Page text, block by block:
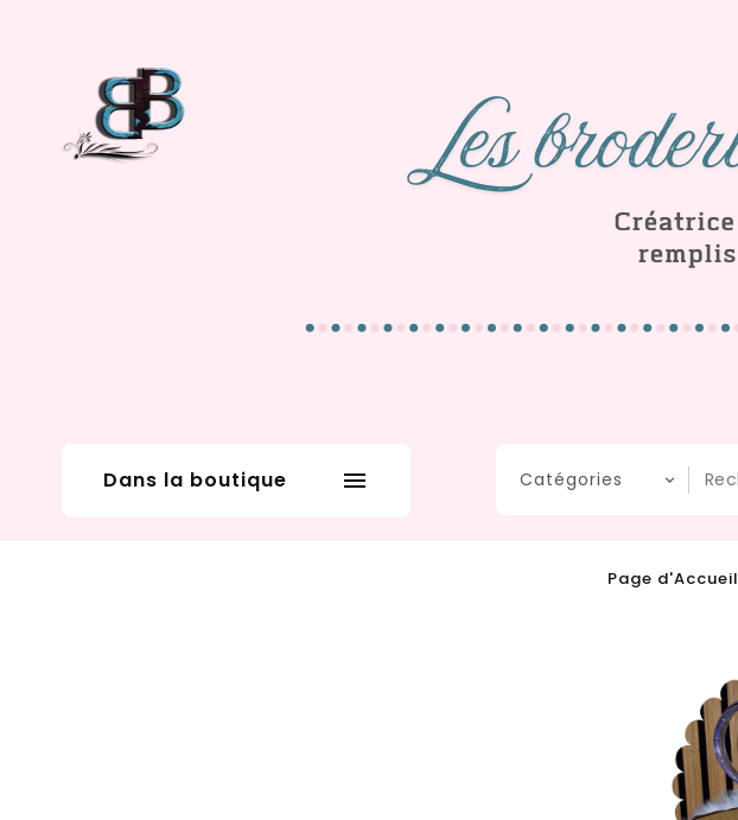
Dans la boutique 
Page d'Accueil